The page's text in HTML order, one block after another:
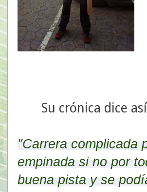
Su crónica dice
"Carrera complicada
empinada si no por
buena pista y se